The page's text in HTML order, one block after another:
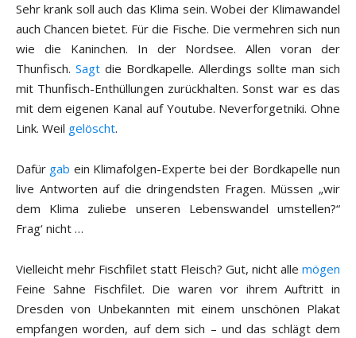
Sehr krank soll auch das Klima sein. Wobei der Klimawandel
auch Chancen bietet. Für die Fische. Die vermehren sich nun
wie die Kaninchen. In der Nordsee. Allen voran der
Thunfisch. Sagt die Bordkapelle. Allerdings sollte man sich
mit Thunfisch-Enthüllungen zurückhalten. Sonst war es das
mit dem eigenen Kanal auf Youtube. Neverforgetniki. Ohne
Link. Weil gelöscht.
Dafür gab ein Klimafolgen-Experte bei der Bordkapelle nun
live Antworten auf die dringendsten Fragen. Müssen „wir
dem Klima zuliebe unseren Lebenswandel umstellen?“
Frag‘ nicht …
Vielleicht mehr Fischfilet statt Fleisch? Gut, nicht alle mögen
Feine Sahne Fischfilet. Die waren vor ihrem Auftritt in
Dresden von Unbekannten mit einem unschönen Plakat
empfangen worden, auf dem sich – und das schlägt dem